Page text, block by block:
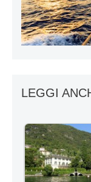
LEGGI